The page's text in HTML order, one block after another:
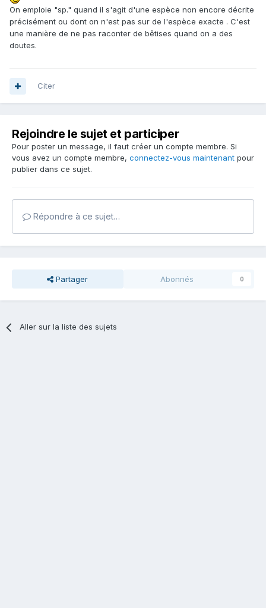
On emploie "sp." quand il s'agit d'une espèce non encore décrite
précisément ou dont on n'est pas sur de l'espèce exacte . C'est
une manière de ne pas raconter de bêtises quand on a des
doutes.
Citer
Rejoindre le sujet et participer
Pour poster un message, il faut créer un compte membre. Si
vous avez un compte membre, connectez-vous maintenant pour
publier dans ce sujet.
Répondre à ce sujet…
Partager Abonnés 0
Aller sur la liste des sujets